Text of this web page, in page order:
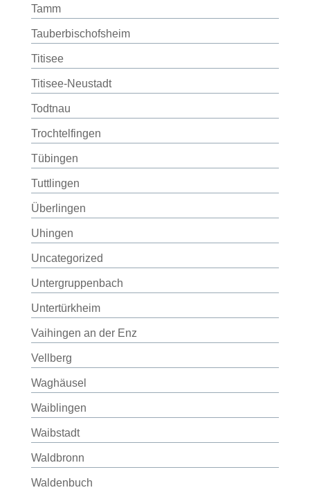
Tamm
Tauberbischofsheim
Titisee
Titisee-Neustadt
Todtnau
Trochtelfingen
Tübingen
Tuttlingen
Überlingen
Uhingen
Uncategorized
Untergruppenbach
Untertürkheim
Vaihingen an der Enz
Vellberg
Waghäusel
Waiblingen
Waibstadt
Waldbronn
Waldenbuch